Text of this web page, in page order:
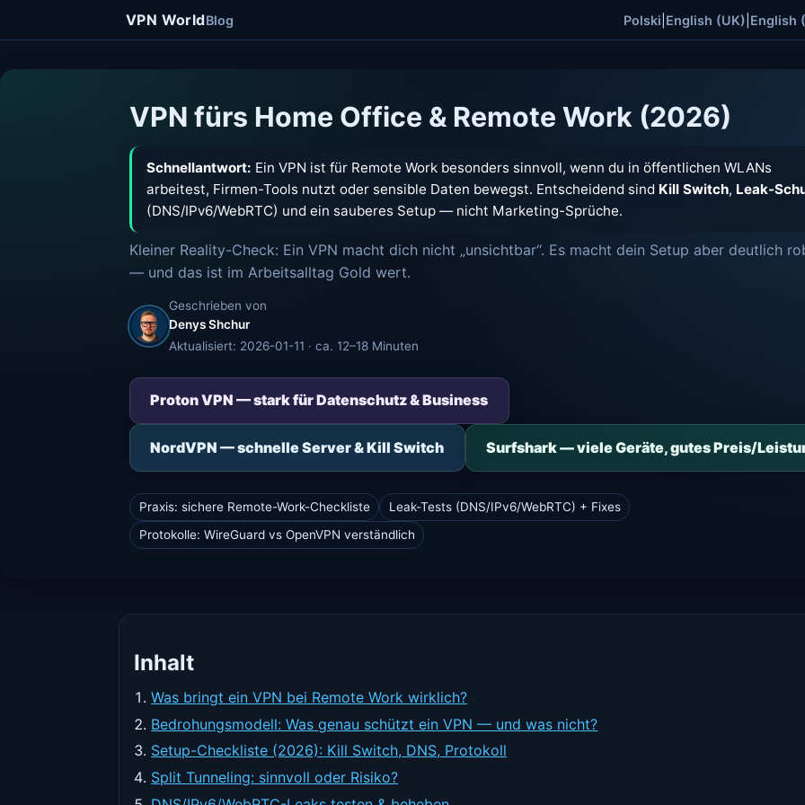
VPN WorldBlog Polski English (UK) English
VPN fürs Home Office & Remote Work (2026)
Schnellantwort: Ein VPN ist für Remote Work besonders sinnvoll, wenn du in öffentlichen WLANs
arbeitest, Firmen-Tools nutzt oder sensible Daten bewegst. Entscheidend sind Kill Switch, Leak-
(DNS/IPv6/WebRTC) und ein sauberes Setup — nicht Marketing-Sprüche.
Kleiner Reality-Check: Ein VPN macht dich nicht „unsichtbar“. Es macht dein Setup aber deutlich
— und das ist im Arbeitsalltag Gold wert.
Geschrieben von
Denys Shchur
Aktualisiert: 2026-01-11 · ca. 12–18 Minuten
Proton VPN — stark für Datenschutz & Business
NordVPN — schnelle Server & Kill Switch Surfshark — viele Geräte, gutes Preis/
Praxis: sichere Remote-Work-Checkliste
Leak-Tests (DNS/IPv6/WebRTC) + Fixes
Protokolle: WireGuard vs OpenVPN verständlich
Inhalt
Was bringt ein VPN bei Remote Work wirklich?
Bedrohungsmodell: Was genau schützt ein VPN — und was nicht?
Setup-Checkliste (2026): Kill Switch, DNS, Protokoll
Split Tunneling: sinnvoll oder Risiko?